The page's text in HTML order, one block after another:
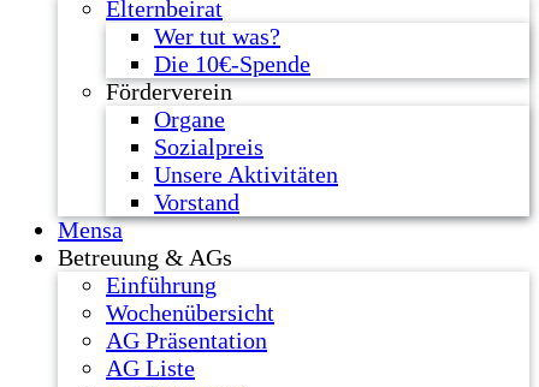
Elternbeirat
Wer tut was?
Die 10€-Spende
Förderverein
Organe
Sozialpreis
Unsere Aktivitäten
Vorstand
Mensa
Betreuung & AGs
Einführung
Wochenübersicht
AG Präsentation
AG Liste